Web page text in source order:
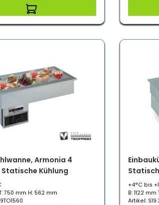
Armonia 4
Kühlung
750 mm H: 562 mm
+4°C bis
B: 1122
Artikel: